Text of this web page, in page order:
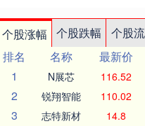
个股涨幅 个股跌幅 个股
排名
名称 最新价
1
N展芯 116.52
2 锐翔智能 110.02
3 志特新材 14.8